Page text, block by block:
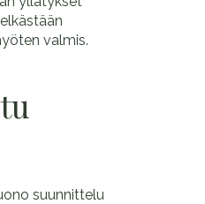
valmis.
suunnittelu